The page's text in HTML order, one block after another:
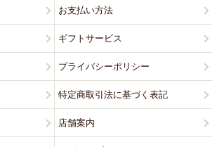
お支払い方法
ギフトサービス
プライバシーポリシー
特定商取引法に基づく表記
店舗案内